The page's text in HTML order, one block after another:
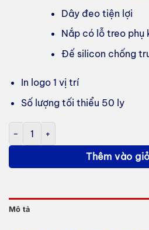
Dây đeo tiện lợi
Nắp có lỗ treo phụ
Đế silicon chống
In logo 1 vị trí
Số lượng tối thiểu 50 ly
Ly Giữ Nhiệt Coffee Mug 520ml in
Thêm vào
Mô tả